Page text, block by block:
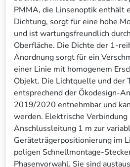
PMMA, die Linsenoptik enthält
Dichtung, sorgt für eine hohe
und ist wartungsfreundlich
Oberfläche. Die Dichte der 1-
Anordnung sorgt für ein
einer Linie mit homogenem
Objekt. Die Lichtquelle und der
entsprechend der Ökodesign-
2019/2020 entnehmbar und
werden. Elektrische
Anschlussleitung 1 m zur
Geräteträgerpositionierung im
poligen Schnellmontage-
Phasenvorwahl. Sie sind